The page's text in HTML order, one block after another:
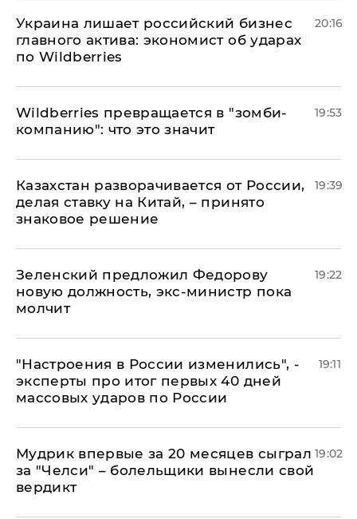
​Украина лишает российский бизнес
главного актива: экономист об ударах
по Wildberries
20:16
Wildberries превращается в "зомби-
компанию": что это значит
19:53
Казахстан разворачивается от России,
делая ставку на Китай, – принято
знаковое решение
19:39
Зеленский предложил Федорову
новую должность, экс-министр пока
молчит
19:22
"Настроения в России изменились", -
эксперты про итог первых 40 дней
массовых ударов по России
19:11
Мудрик впервые за 20 месяцев сыграл
за "Челси" – болельщики вынесли свой
вердикт
19:02